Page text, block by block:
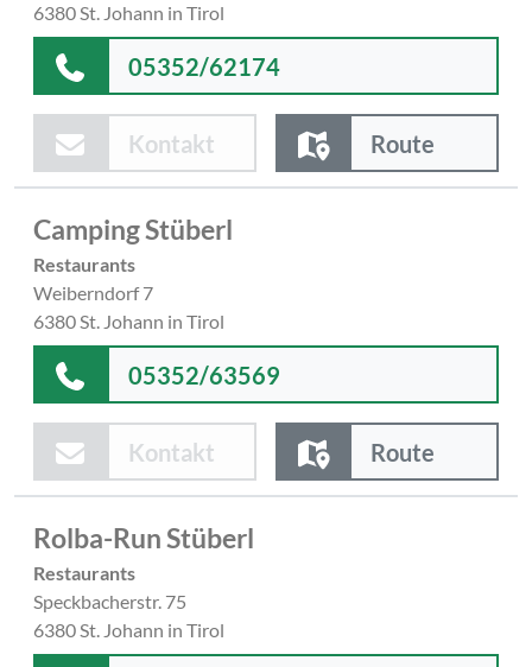
6380 St. Johann in Tirol
05352/62174
Kontakt Route
Camping Stüberl
Restaurants
Weiberndorf 7
6380 St. Johann in Tirol
05352/63569
Kontakt Route
Rolba-Run Stüberl
Restaurants
Speckbacherstr. 75
6380 St. Johann in Tirol